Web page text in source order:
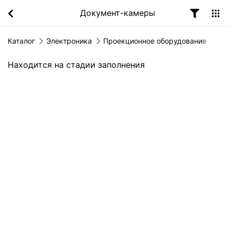
Документ-камеры
Каталог Электроника Проекционное оборудование
Находится на стадии заполнения